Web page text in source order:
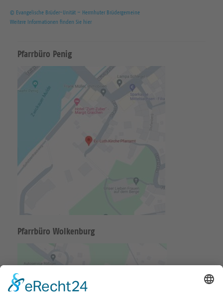
© Evangelische Brüder-Unität – Herrnhuter Brüdergemeine
Weitere Informationen finden Sie hier
Pfarrbüro Penig
Pfarrbüro Wolkenburg